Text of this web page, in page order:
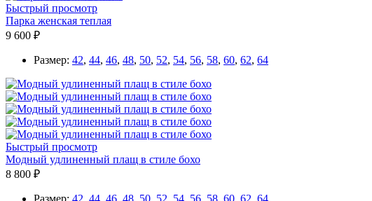
Быстрый просмотр
Парка женская теплая
9 600 ₽
Размер: 42, 44, 46, 48, 50, 52, 54, 56, 58, 60, 62, 64
Быстрый просмотр
Модный удлиненный плащ в стиле бохо
8 800 ₽
Размер: 42 44 46 48 50 52 54 56 58 60 62 64